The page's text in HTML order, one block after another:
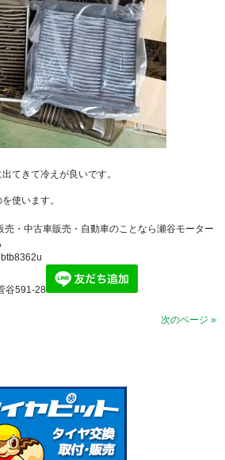
てきて冷えが良いです。
使います。
売・中古車販売・自動車のことなら瀬谷モーター
谷591-28
次のページ »